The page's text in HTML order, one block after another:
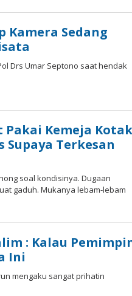
Sedang
Drs Umar Septono saat hendak
Kemeja
Supaya Terkesan
soal kondisinya. Dugaan
gaduh. Mukanya lebam-lebam
: Kalau
Ini
mengaku sangat prihatin